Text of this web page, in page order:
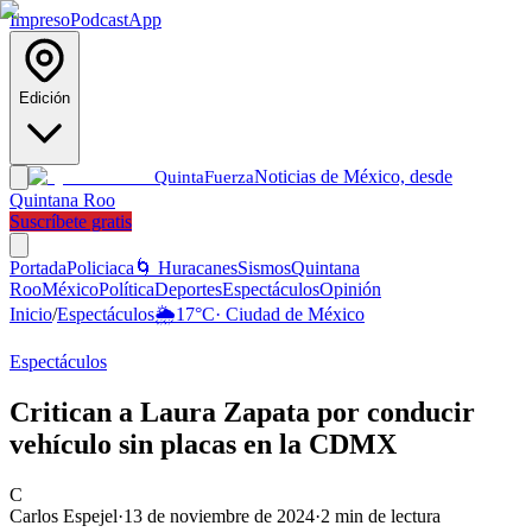
ImpresoPodcastApp
Edición
QuintaFuerzaNoticias de México, desde
Quintana Roo
Suscríbete gratis
PortadaPoliciaca 🌀 HuracanesSismosQuintana
RooMéxicoPolíticaDeportesEspectáculosOpinión
Inicio/Espectáculos🌦️17°C· Ciudad de México
Espectáculos
Critican a Laura Zapata por conducir
vehículo sin placas en la CDMX
C
Carlos Espejel·13 de noviembre de 2024·2 min de lectura